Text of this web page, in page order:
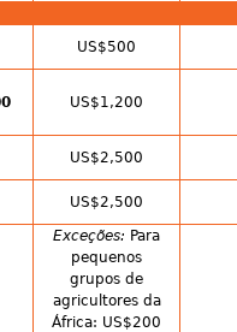
US$500
US$1,200
US$2,500
US$2,500
Exceções: Para
pequenos
grupos de
agricultores da
África: US$200